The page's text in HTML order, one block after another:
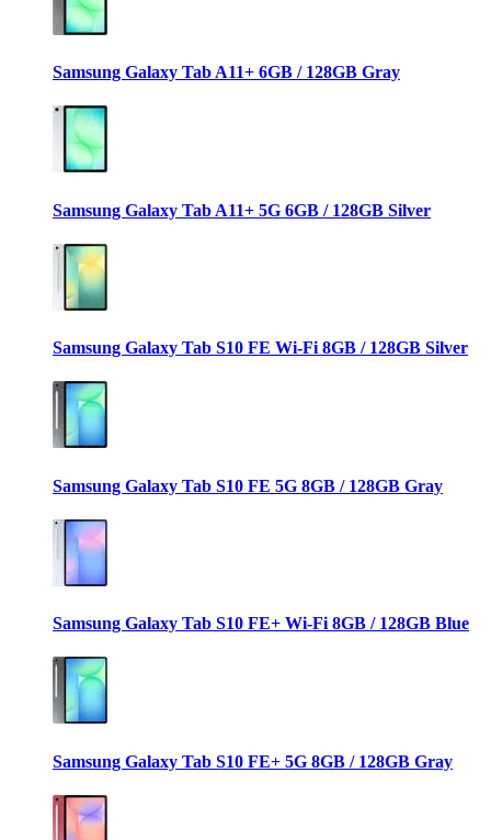
Samsung Galaxy Tab A11+ 6GB / 128GB Gray
Samsung Galaxy Tab A11+ 5G 6GB / 128GB Silver
Samsung Galaxy Tab S10 FE Wi-Fi 8GB / 128GB Silver
Samsung Galaxy Tab S10 FE 5G 8GB / 128GB Gray
Samsung Galaxy Tab S10 FE+ Wi-Fi 8GB / 128GB Blue
Samsung Galaxy Tab S10 FE+ 5G 8GB / 128GB Gray